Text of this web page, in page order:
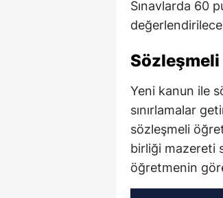
Sınavlarda 60
Sözleşmeli
Yeni kanun ile
sınırlamalar
sözleşmeli
birliği mazereti
öğretmenin